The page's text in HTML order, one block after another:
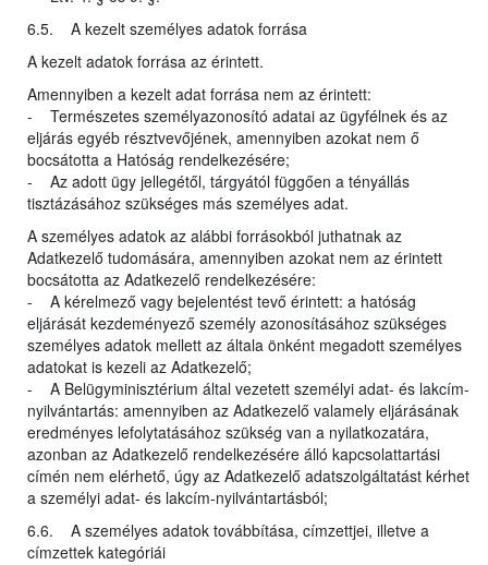
6.5. A kezelt személyes adatok forrása
A kezelt adatok forrása az érintett.
Amennyiben a kezelt adat forrása nem az érintett:
- Természetes személyazonosító adatai az ügyfélnek és az
eljárás egyéb résztvevőjének, amennyiben azokat nem ő
bocsátotta a Hatóság rendelkezésére;
- Az adott ügy jellegétől, tárgyától függően a tényállás
tisztázásához szükséges más személyes adat.
A személyes adatok az alábbi forrásokból juthatnak az
Adatkezelő tudomására, amennyiben azokat nem az érintett
bocsátotta az Adatkezelő rendelkezésére:
- A kérelmező vagy bejelentést tevő érintett: a hatóság
eljárását kezdeményező személy azonosításához szükséges
személyes adatok mellett az általa önként megadott személyes
adatokat is kezeli az Adatkezelő;
- A Belügyminisztérium által vezetett személyi adat- és lakcím-
nyilvántartás: amennyiben az Adatkezelő valamely eljárásának
eredményes lefolytatásához szükség van a nyilatkozatára,
azonban az Adatkezelő rendelkezésére álló kapcsolattartási
címén nem elérhető, úgy az Adatkezelő adatszolgáltatást kérhet
a személyi adat- és lakcím-nyilvántartásból;
6.6. A személyes adatok továbbítása, címzettjei, illetve a
címzettek kategóriái